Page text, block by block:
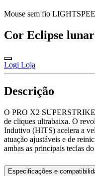
Mouse sem fio
Cor Eclipse lunar
Logi Loja
Descrição
O PRO X2 SUPERSTRIKE
de cliques ultrabaixa. O
Indutivo (HITS) acelera a
atuação ajustáveis e de
ambas as principais teclas
Especificações e